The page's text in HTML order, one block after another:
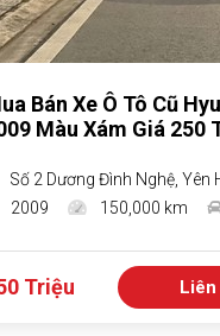
Bán Xe Ô Tô Cũ
Màu Xám Giá 250
Số 2 Dương Đình Nghệ, Yên
2009
150,000 km
Triệu Liên